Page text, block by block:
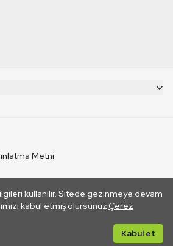
kullanılır. Sitede gezinmeye devam
kabul etmiş olursunuz.Çerez
Kabul et
Metni
TRT. Bağlantı yoluyla gidilen dış